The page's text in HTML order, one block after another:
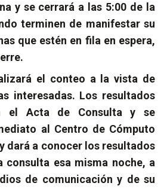
y se cerrará a las 5:00 de la
terminen de manifestar su
que estén en fila en espera,
el conteo a la vista de
interesadas. Los resultados
el Acta de Consulta y se
al Centro de Cómputo
dará a conocer los resultados
consulta esa misma noche, a
de comunicación y de su